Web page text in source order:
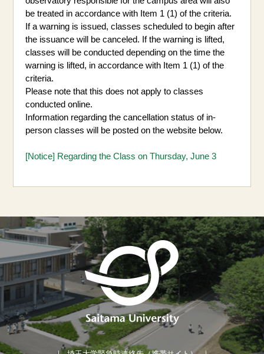
be treated in accordance with Item 1 (1) of the criteria.
If a warning is issued, classes scheduled to begin after
the issuance will be canceled. If the warning is lifted,
classes will be conducted depending on the time the
warning is lifted, in accordance with Item 1 (1) of the
criteria.
Please note that this does not apply to classes
conducted online.
Information regarding the cancellation status of in-
person classes will be posted on the website below.
[Notice] Regarding the Class on Thursday, June 3